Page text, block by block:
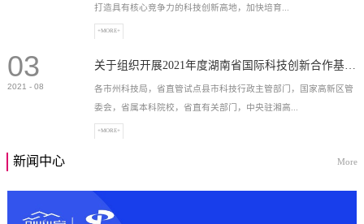
打造具有核心竞争力的科技创新高地，加快培育...
高新技术企业，充分...
+MORE+
03
2021 - 08
关于组织开展2021年度湖南省国际科技创新合作基地申报工作的通知
各市州科技局，省直管试点县市科技行政主管部门，国家高新区管
委会，省属本科院校，省直有关部门，中央驻湘高...
+MORE+
新闻中心 More